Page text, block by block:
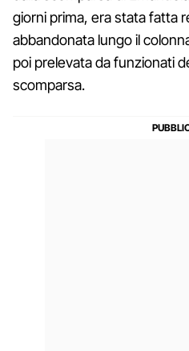
giorni prima, era stata fatta
abbandonata lungo il
poi prelevata da funzionati
scomparsa.